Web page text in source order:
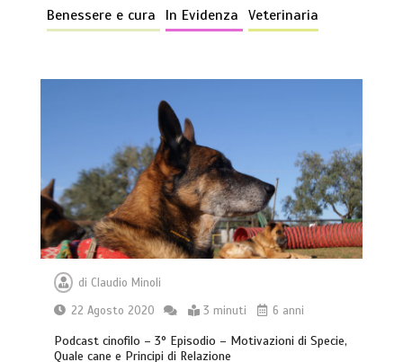
Benessere e cura In Evidenza Veterinaria
di Claudio Minoli
22 Agosto 2020
3 minuti 6 anni
Podcast cinofilo – 3° Episodio – Motivazioni di Specie,
Quale cane e Principi di Relazione